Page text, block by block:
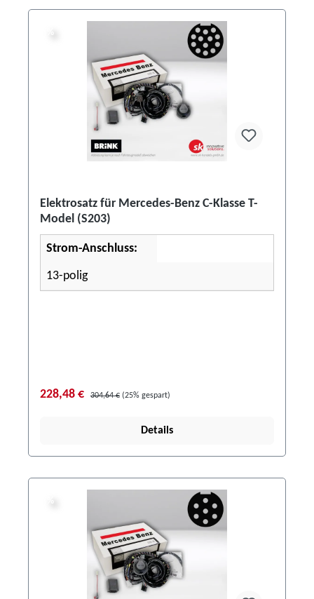
Elektrosatz für Mercedes-Benz C-Klasse T-
Model (S203)
Strom-Anschluss:
13-polig
228,48 € 304,64 € (25% gespart)
Details